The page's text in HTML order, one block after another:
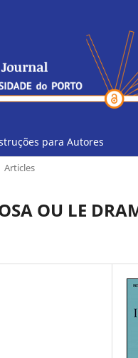
para Autores
Articles
OU LE